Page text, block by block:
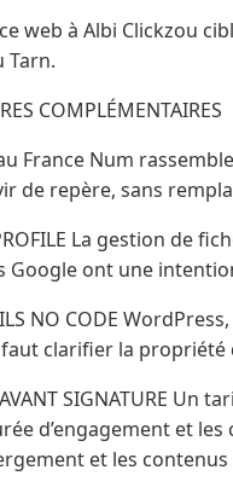
web à Albi Clickzou
Tarn.
COMPLÉMENTAIRES
France Num
de repère, sans
La gestion de
Google ont une
NO CODE
clarifier la propriété
SIGNATURE
d’engagement et
et les contenus